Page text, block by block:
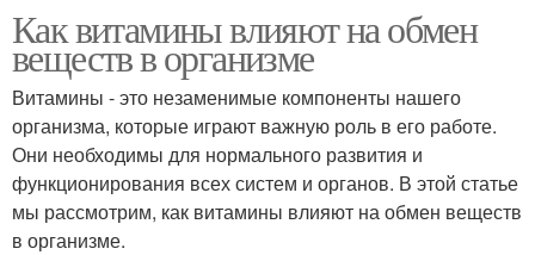
Как витамины влияют на обмен
веществ в организме
Витамины - это незаменимые компоненты нашего
организма, которые играют важную роль в его работе.
Они необходимы для нормального развития и
функционирования всех систем и органов. В этой статье
мы рассмотрим, как витамины влияют на обмен веществ
в организме.